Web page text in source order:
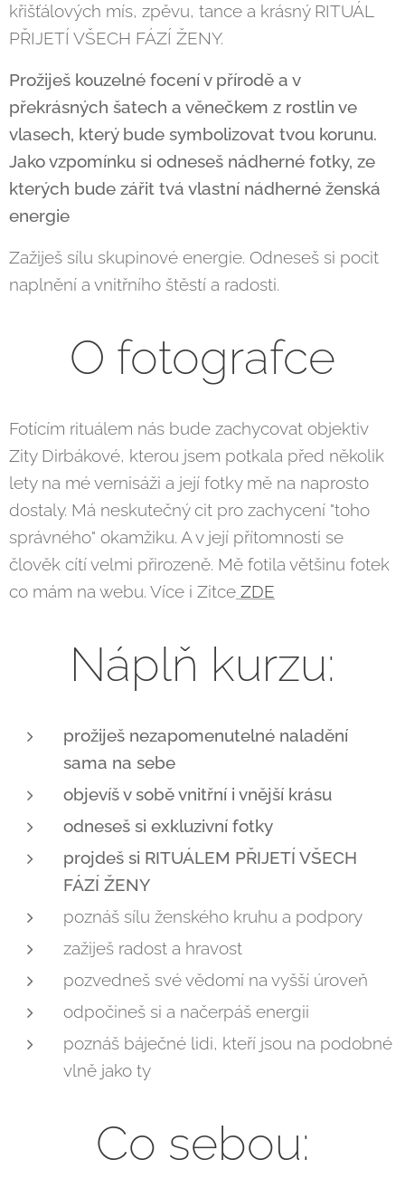
křišťálových mís, zpěvu, tance a krásný RITUÁL
PŘIJETÍ VŠECH FÁZÍ ŽENY.
Prožiješ kouzelné focení v přírodě a v
překrásných šatech a věnečkem z rostlin ve
vlasech, který bude symbolizovat tvou korunu.
Jako vzpomínku si odneseš nádherné fotky, ze
kterých bude zářit tvá vlastní nádherné ženská
energie
Zažiješ sílu skupinové energie. Odneseš si pocit
naplnění a vnitřního štěstí a radosti.
O fotografce
Fotícím rituálem nás bude zachycovat objektiv
Zity Dirbákové, kterou jsem potkala před několik
lety na mé vernisáži a její fotky mě na naprosto
dostaly. Má neskutečný cit pro zachycení "toho
správného" okamžiku. A v její přítomnosti se
člověk cítí velmi přirozeně. Mě fotila většinu fotek
co mám na webu. Více i Zitce ZDE
Náplň kurzu:
prožiješ nezapomenutelné naladění
sama na sebe
objevíš v sobě vnitřní i vnější krásu
odneseš si exkluzivní fotky
projdeš si RITUÁLEM PŘIJETÍ VŠECH
FÁZÍ ŽENY
poznáš sílu ženského kruhu a podpory
zažiješ radost a hravost
pozvedneš své vědomí na vyšší úroveň
odpočineš si a načerpáš energii
poznáš báječné lidi, kteří jsou na podobné
vlně jako ty
Co sebou: